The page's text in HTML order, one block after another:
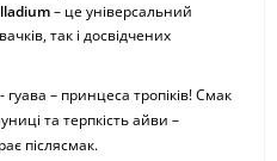
– це універсальний
так і досвідчених
- гуава – принцеса тропіків! Смак
та терпкість айви –
післясмак.